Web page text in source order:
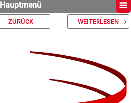
Hauptmenü
ZURÜCK WEITERLESEN